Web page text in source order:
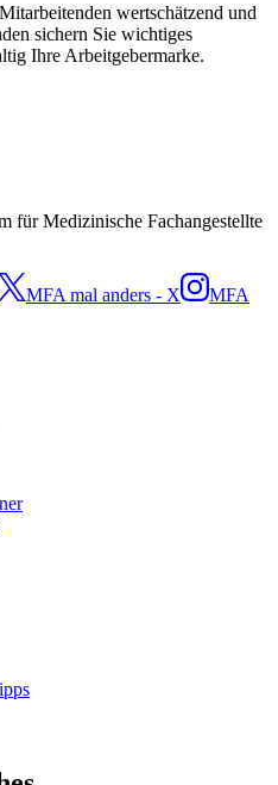
wertschätzend und
sichern Sie wichtiges
Ihre Arbeitgebermarke.
für Medizinische Fachangestellte
MFA mal anders - X
MFA